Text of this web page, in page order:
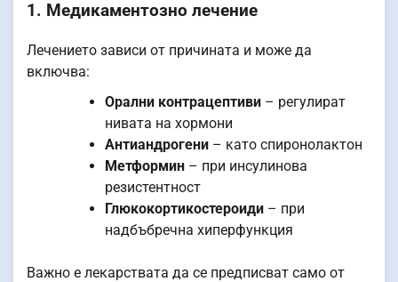
1. Медикаментозно лечение
Лечението зависи от причината и може да
включва:
Орални контрацептиви – регулират
нивата на хормони
Антиандрогени – като спиронолактон
Метформин – при инсулинова
резистентност
Глюкокортикостероиди – при
надбъбречна хиперфункция
Важно е лекарствата да се предписват само от